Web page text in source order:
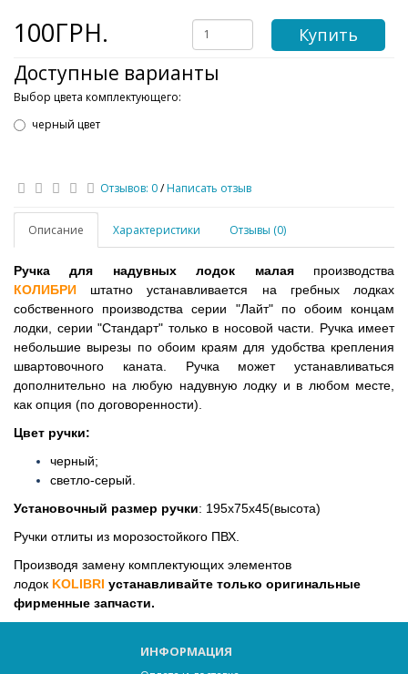
100ГРН. Купить
Доступные варианты
Выбор цвета комплектующего:
черный цвет
Отзывов: 0/Написать отзыв
Описание Характеристики Отзывы (0)
Ручка для надувных лодок малаяпроизводства
КОЛИБРИ штатно устанавливается на гребных лодках
собственного производства серии "Лайт" по обоим концам
лодки, серии "Стандарт" только в носовой части. Ручка имеет
небольшие вырезы по обоим краям для удобства крепления
швартовочного каната. Ручка может устанавливаться
дополнительно на любую надувную лодку и в любом месте,
как опция (по договоренности).
Цвет ручки:
черный;
светло-серый.
Установочный размер ручки: 195х75х45(высота)
Ручки отлиты из морозостойкого ПВХ.
Производя замену комплектующих элементов
лодок KOLIBRI устанавливайте только оригинальные
фирменные запчасти.
ИНФОРМАЦИЯ